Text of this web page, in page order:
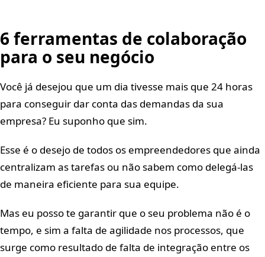
6 ferramentas de colaboração
para o seu negócio
Você já desejou que um dia tivesse mais que 24 horas
para conseguir dar conta das demandas da sua
empresa? Eu suponho que sim.
Esse é o desejo de todos os empreendedores que ainda
centralizam as tarefas ou não sabem como delegá-las
de maneira eficiente para sua equipe.
Mas eu posso te garantir que o seu problema não é o
tempo, e sim a falta de agilidade nos processos, que
surge como resultado de falta de integração entre os